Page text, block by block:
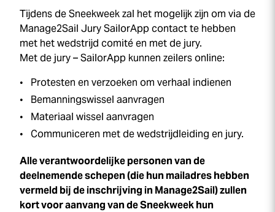
Tijdens deSneekweekzal het mogelijk zijn om via de
Manage2Sail Jury SailorApp contact te hebben
met het wedstrijd comité en met de jury.
Met de jury – SailorApp kunnen zeilers online:
Protesten en verzoeken om verhaal indienen
Bemanningswissel aanvragen
Materiaal wissel aanvragen
Communiceren met de wedstrijdleiding en jury.
Alle verantwoordelijke personen van de
deelnemende schepen (die hun mailadres hebben
vermeld bij de inschrijving in Manage2Sail) zullen
kort voor aanvang van deSneekweekhun